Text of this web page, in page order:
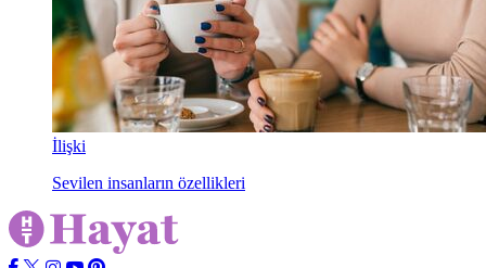
İlişki
Sevilen insanların özellikleri